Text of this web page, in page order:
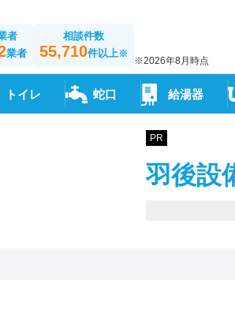
者
業者
相談件数
55,710件以上※
※2026年8月時点
トイレ 蛇口 給湯器
PR
羽後設